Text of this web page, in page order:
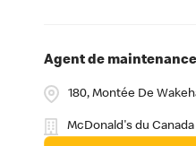
Agent de maintenance
180, Montée De
McDonald's du